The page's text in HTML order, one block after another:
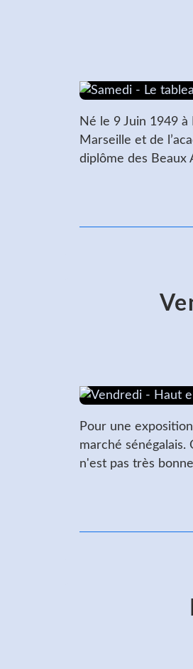
Né le 9 Juin 1949 à
Marseille et de
diplôme des Beaux
Pour une
marché
n'est pas très